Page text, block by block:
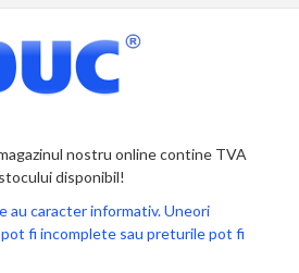
nostru online contine TVA
disponibil!
au caracter informativ. Uneori
fi incomplete sau preturile pot fi